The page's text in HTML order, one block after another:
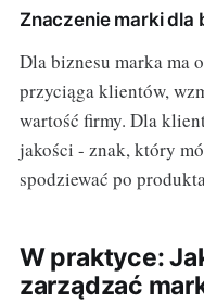
Znaczenie marki dla
Dla biznesu marka ma
przyciąga klientów,
wartość firmy. Dla
jakości - znak, który
spodziewać po
W praktyce:
zarządzać